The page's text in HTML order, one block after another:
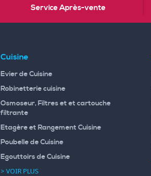
Service Après-vente
Cuisine
Evier de Cuisine
Robinetterie cuisine
Osmoseur, Filtres et et cartouche
filtrante
Etagère et Rangement Cuisine
Poubelle de Cuisine
Egouttoirs de Cuisine
> VOIR PLUS